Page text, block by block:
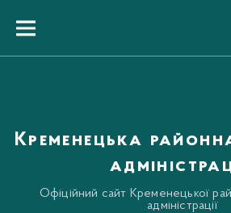
вмістуMenu
Кременецька
Офіційний сайт Кременецької
адміністрації